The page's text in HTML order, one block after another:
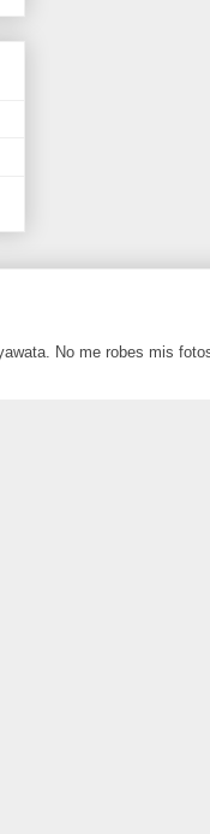
No me robes mis